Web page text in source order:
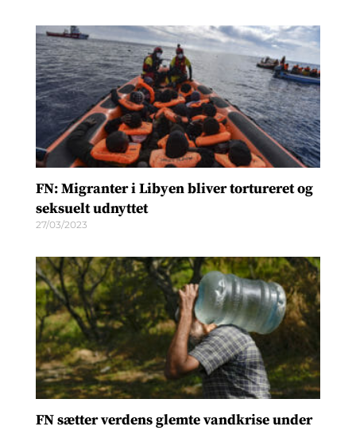
FN: Migranter i Libyen bliver tortureret og
seksuelt udnyttet
27/03/2023
FN sætter verdens glemte vandkrise under